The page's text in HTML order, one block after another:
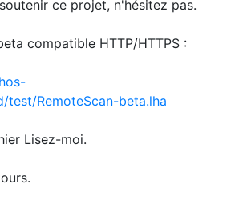
ce projet, n'hésitez pas.
compatible HTTP/HTTPS :
test/RemoteScan-beta.lha
Lisez-moi.